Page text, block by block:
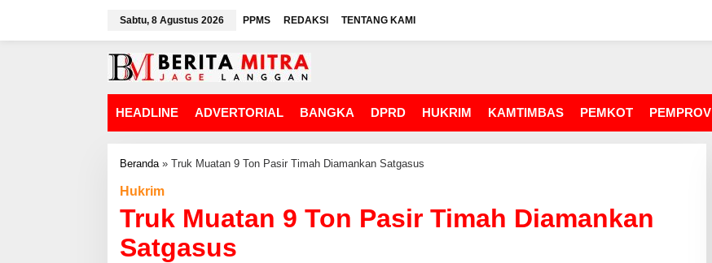
w
Sabtu, 8 Agustus 2026 PPMS REDAKSI TENTANG KAMI
HEADLINE ADVERTORIAL BANGKA DPRD HUKRIM KAMTIMBAS PEMKOT PEMPROV
Beranda» Truk Muatan 9 Ton Pasir Timah Diamankan Satgasus
Hukrim
Truk Muatan 9 Ton Pasir Timah Diamankan
Satgasus